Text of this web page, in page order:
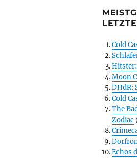
Cold
Moon
DHdR:
Cold
The
Zodiac
Echos